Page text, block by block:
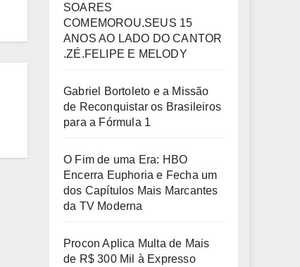
SOARES
COMEMOROU.SEUS 15
ANOS AO LADO DO CANTOR
.ZÉ.FELIPE E MELODY
Gabriel Bortoleto e a Missão
de Reconquistar os Brasileiros
para a Fórmula 1
O Fim de uma Era: HBO
Encerra Euphoria e Fecha um
dos Capítulos Mais Marcantes
da TV Moderna
Procon Aplica Multa de Mais
de R$ 300 Mil à Expresso